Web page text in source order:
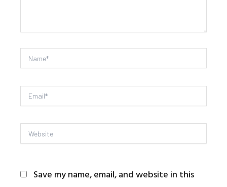
Name*
Email*
Website
Save my name, email, and website in this